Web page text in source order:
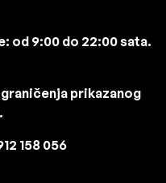
od 9:00 do 22:00 sata.
prikazanog
158 056